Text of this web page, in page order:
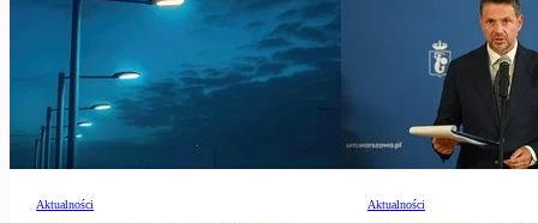
Aktualności Aktualności